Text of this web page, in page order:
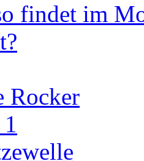
findet im
Rocker